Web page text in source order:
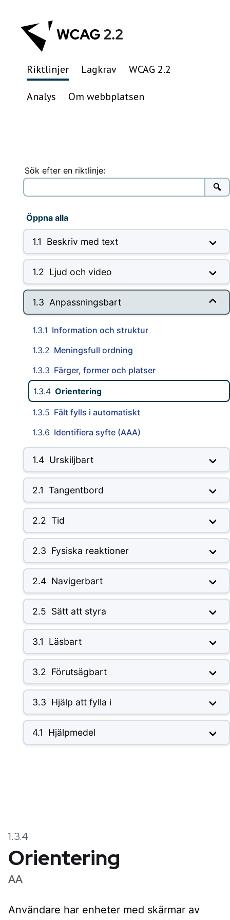
innehåll
Riktlinjer Lagkrav WCAG 2.2
Analys Om webbplatsen
Sök efter en riktlinje:
Öppna alla
1.1 Beskriv med text
1.2 Ljud och video
1.3 Anpassningsbart
1.3.1 Information och struktur
1.3.2 Meningsfull ordning
1.3.3 Färger, former och platser
1.3.4 Orientering
1.3.5 Fält fylls i automatiskt
1.3.6 Identifiera syfte (AAA)
1.4 Urskiljbart
2.1 Tangentbord
2.2 Tid
2.3 Fysiska reaktioner
2.4 Navigerbart
2.5 Sätt att styra
3.1 Läsbart
3.2 Förutsägbart
3.3 Hjälp att fylla i
4.1 Hjälpmedel
1.3.4
Orientering
AA
Användare har enheter med skärmar av